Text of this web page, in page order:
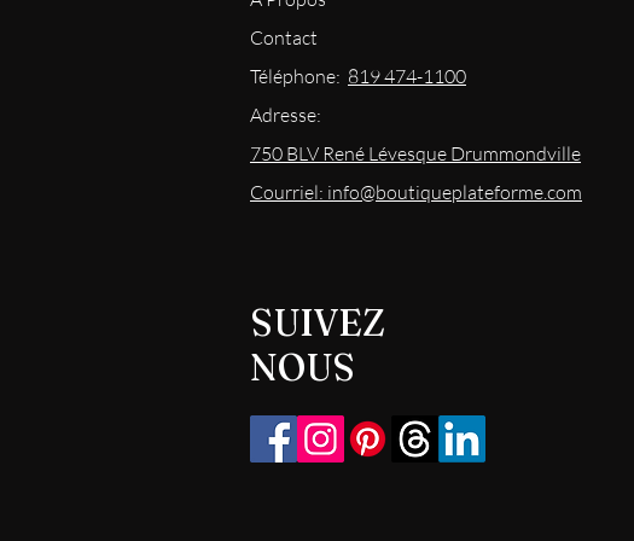
Contact
Téléphone: 819 474-1100
Adresse:
750 BLV René Lévesque Drummondville
Courriel: info@boutiqueplateforme.com
SUIVEZ
NOUS